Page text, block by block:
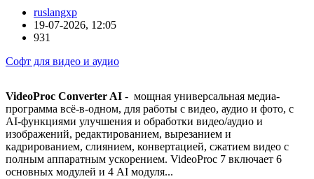
ruslangxp
19-07-2026, 12:05
931
Софт для видео и аудио
VideoProc Converter AI - мощная универсальная медиа-
программа всё-в-одном, для работы с видео, аудио и фото, с
AI-функциями улучшения и обработки видео/аудио и
изображений, редактированием, вырезанием и
кадрированием, слиянием, конвертацией, сжатием видео с
полным аппаратным ускорением. VideoProc 7 включает 6
основных модулей и 4 AI модуля...